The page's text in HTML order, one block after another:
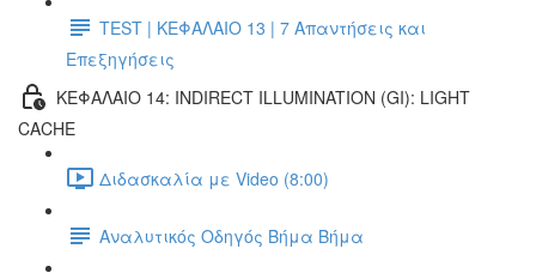
TEST | ΚΕΦΑΛΑΙΟ 13 | 7 Απαντήσεις και
Επεξηγήσεις
ΚΕΦΑΛΑΙΟ 14: INDIRECT ILLUMINATION (GI): LIGHT
CACHE
Διδασκαλία με Video (8:00)
Αναλυτικός Οδηγός Βήμα Βήμα